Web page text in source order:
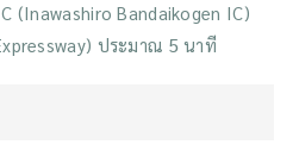
(Inawashiro Bandaikogen IC)
ประมาณ 5 นาที